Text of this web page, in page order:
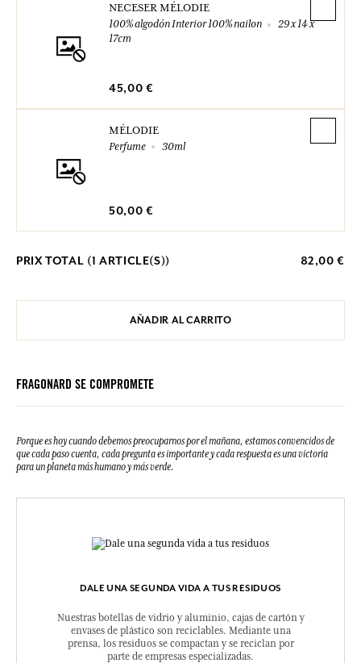
NECESER MÉLODIE
100% algodón Interior 100% nailon
29 x 14 x
17cm
45,00 €
MÉLODIE
Perfume
30ml
50,00 €
PRIX TOTAL (1 ARTICLE(S)) 82,00 €
AÑADIR AL CARRITO
FRAGONARD SE COMPROMETE
Porque es hoy cuando debemos preocuparnos por el mañana, estamos convencidos de
que cada paso cuenta, cada pregunta es importante y cada respuesta es una victoria
para un planeta más humano y más verde.
DALE UNA SEGUNDA VIDA A TUS RESIDUOS
Nuestras botellas de vidrio y aluminio, cajas de cartón y
envases de plástico son reciclables. Mediante una
prensa, los residuos se compactan y se reciclan por
parte de empresas especializadas.